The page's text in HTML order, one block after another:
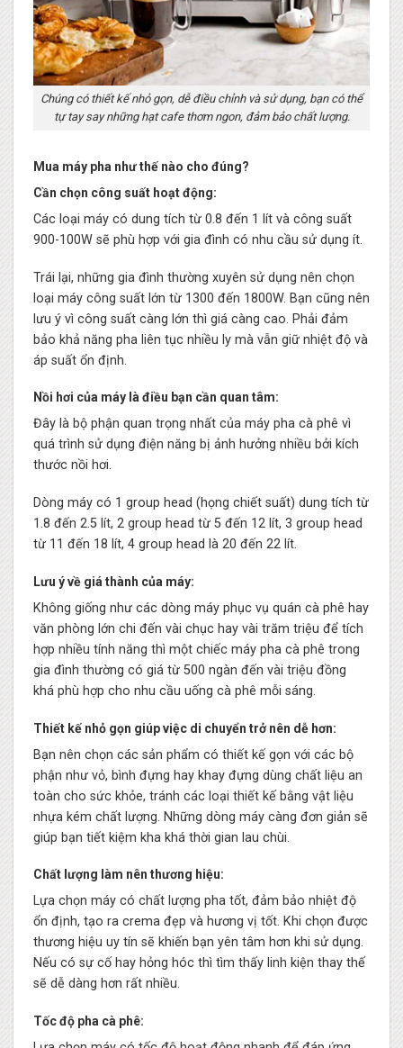
Chúng có thiết kế nhỏ gọn, dễ điều chỉnh và sử dụng, bạn có thể
tự tay say những hạt cafe thơm ngon, đảm bảo chất lượng.
Mua máy pha như thế nào cho đúng?
Cần chọn công suất hoạt động:
Các loại máy có dung tích từ 0.8 đến 1 lít và công suất
900-100W sẽ phù hợp với gia đình có nhu cầu sử dụng ít.
Trái lại, những gia đình thường xuyên sử dụng nên chọn
loại máy công suất lớn từ 1300 đến 1800W. Bạn cũng nên
lưu ý vì công suất càng lớn thì giá càng cao. Phải đảm
bảo khả năng pha liên tục nhiều ly mà vẫn giữ nhiệt độ và
áp suất ổn định.
Nồi hơi của máy là điều bạn cần quan tâm:
Đây là bộ phận quan trọng nhất của máy pha cà phê vì
quá trình sử dụng điện năng bị ảnh hưởng nhiều bởi kích
thước nồi hơi.
Dòng máy có 1 group head (họng chiết suất) dung tích từ
1.8 đến 2.5 lít, 2 group head từ 5 đến 12 lít, 3 group head
từ 11 đến 18 lít, 4 group head là 20 đến 22 lít.
Lưu ý về giá thành của máy:
Không giống như các dòng máy phục vụ quán cà phê hay
văn phòng lớn chi đến vài chục hay vài trăm triệu để tích
hợp nhiều tính năng thì một chiếc máy pha cà phê trong
gia đình thường có giá từ 500 ngàn đến vài triệu đồng
khá phù hợp cho nhu cầu uống cà phê mỗi sáng.
Thiết kế nhỏ gọn giúp việc di chuyển trở nên dễ hơn:
Bạn nên chọn các sản phẩm có thiết kế gọn với các bộ
phận như vỏ, bình đựng hay khay đựng dùng chất liệu an
toàn cho sức khỏe, tránh các loại thiết kế bằng vật liệu
nhựa kém chất lượng. Những dòng máy càng đơn giản sẽ
giúp bạn tiết kiệm kha khá thời gian lau chùi.
Chất lượng làm nên thương hiệu:
Lựa chọn máy có chất lượng pha tốt, đảm bảo nhiệt độ
ổn định, tạo ra crema đẹp và hương vị tốt. Khi chọn được
thương hiệu uy tín sẽ khiến bạn yên tâm hơn khi sử dụng.
Nếu có sự cố hay hỏng hóc thì tìm thấy linh kiện thay thế
sẽ dễ dàng hơn rất nhiều.
Tốc độ pha cà phê: